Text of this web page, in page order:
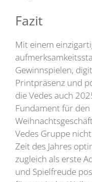
Fazit
Mit einem
Gewinnspielen,
Printpräsenz und
die Vedes auch
Fundament für
Vedes Gruppe
Zeit des Jahres
zugleich als erste
und Spielfreude